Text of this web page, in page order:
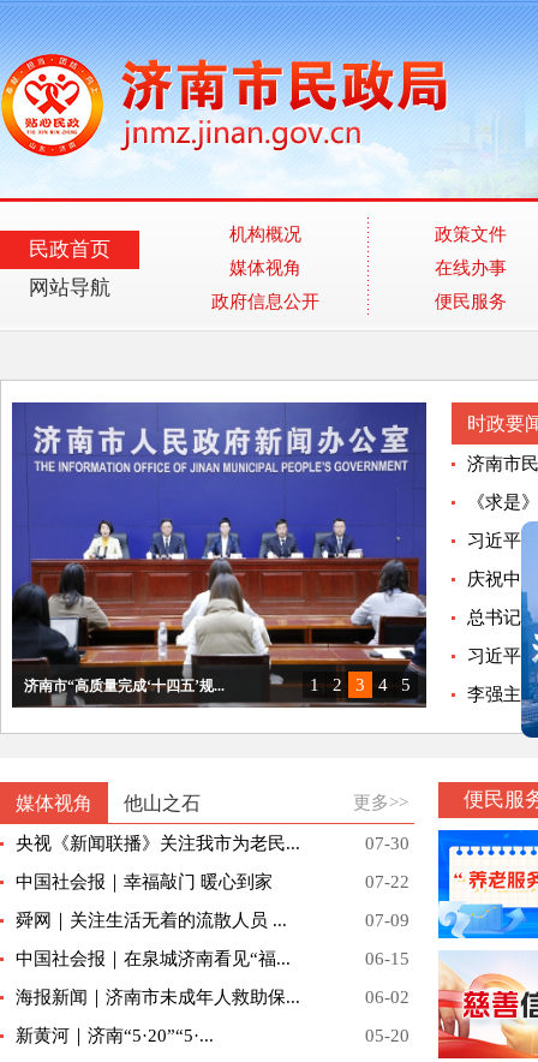
民政首页
网站导航
机构概况
媒体视角
政府信息公开
政策文件
在线办事
便民服务
济南市“高质量完成‘十四五’规...
1 2 3 4 5
时政要
济南市
《求是
习近平
庆祝中
总书记
习近平
李强主
媒体视角 他山之石
央视《新闻联播》关注我市为老民...
07-30
中国社会报｜幸福敲门 暖心到家
07-22
舜网｜关注生活无着的流散人员 ...
07-09
中国社会报｜在泉城济南看见“福...
06-15
海报新闻｜济南市未成年人救助保...
06-02
新黄河｜济南“5·20”“5·...
05-20
更多>> 便民服